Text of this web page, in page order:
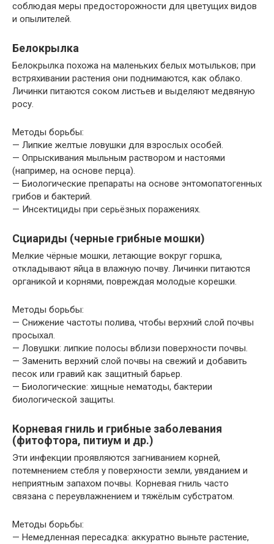
соблюдая меры предосторожности для цветущих видов
и опылителей.
Белокрылка
Белокрылка похожа на маленьких белых мотыльков; при
встряхивании растения они поднимаются, как облако.
Личинки питаются соком листьев и выделяют медвяную
росу.
Методы борьбы:
— Липкие желтые ловушки для взрослых особей.
— Опрыскивания мыльным раствором и настоями
(например, на основе перца).
— Биологические препараты на основе энтомопатогенных
грибов и бактерий.
— Инсектициды при серьёзных поражениях.
Сциариды (черные грибные мошки)
Мелкие чёрные мошки, летающие вокруг горшка,
откладывают яйца в влажную почву. Личинки питаются
органикой и корнями, повреждая молодые корешки.
Методы борьбы:
— Снижение частоты полива, чтобы верхний слой почвы
просыхал.
— Ловушки: липкие полосы вблизи поверхности почвы.
— Заменить верхний слой почвы на свежий и добавить
песок или гравий как защитный барьер.
— Биологические: хищные нематоды, бактерии
биологической защиты.
Корневая гниль и грибные заболевания
(фитофтора, питиум и др.)
Эти инфекции проявляются загниванием корней,
потемнением стебля у поверхности земли, увяданием и
неприятным запахом почвы. Корневая гниль часто
связана с переувлажнением и тяжёлым субстратом.
Методы борьбы:
— Немедленная пересадка: аккуратно выньте растение,